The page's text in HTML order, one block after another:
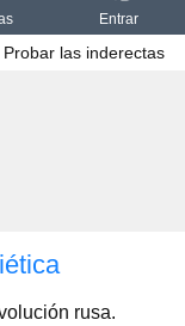
Entrar
Probar las inderectas
rusa.